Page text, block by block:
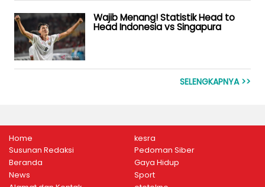
Wajib Menang! Statistik Head to
Head Indonesia vs Singapura
SELENGKAPNYA >>
Home
Susunan Redaksi
Beranda
News
kesra
Pedoman Siber
Gaya Hidup
Sport